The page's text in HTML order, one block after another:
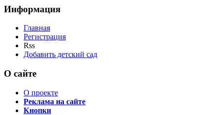
Информация
Главная
Регистрация
Rss
Добавить детский сад
О сайте
О проекте
Реклама на сайте
Кнопки